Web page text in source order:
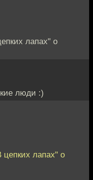
лапах" о
люди :)
лапах" о